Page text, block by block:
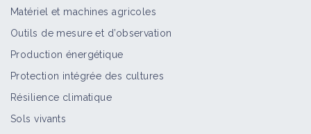
Structure
Matériel et machines agricoles
Outils de mesure et d’observation
Production énergétique
Protection intégrée des cultures
Résilience climatique
Sols vivants